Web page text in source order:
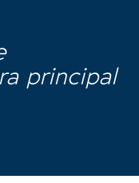
principal